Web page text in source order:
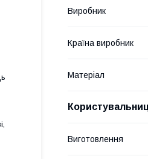
Виробник
Країна виробник
Матеріал
Виготовлення